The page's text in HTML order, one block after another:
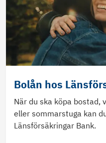
Bolån hos
När du ska köpa bostad,
eller sommarstuga kan
Länsförsäkringar Bank.